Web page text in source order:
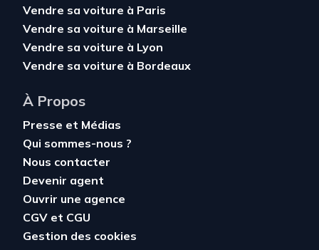
Vendre sa voiture à Paris
Vendre sa voiture à Marseille
Vendre sa voiture à Lyon
Vendre sa voiture à Bordeaux
À Propos
Presse et Médias
Qui sommes-nous ?
Nous contacter
Devenir agent
Ouvrir une agence
CGV et CGU
Gestion des cookies